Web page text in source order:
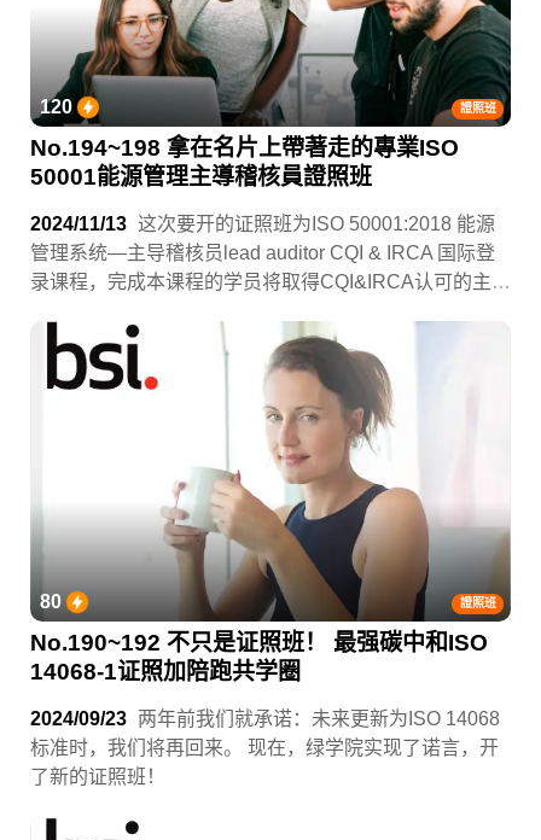
證照班
120
No.194~198 拿在名片上帶著走的專業ISO
50001能源管理主導稽核員證照班
2024/11/13 这次要开的证照班为ISO 50001:2018 能源
管理系统—主导稽核员lead auditor CQI & IRCA 国际登
录课程，完成本课程的学员将取得CQI&IRCA认可的主导
證照班
80
No.190~192 不只是证照班！ 最强碳中和ISO
14068-1证照加陪跑共学圈
2024/09/23 两年前我们就承诺：未来更新为ISO 14068
标准时，我们将再回来。 现在，绿学院实现了诺言，开
了新的证照班！